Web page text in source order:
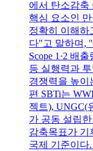
에서 탄소감축
핵심 요소인
정확히 이해하
다"고 말하며,
Scope 1·2 배
등 실행력과
경쟁력을 높이
편 SBTi는
젝트), UNGC(
가 공동 설립
감축목표가 기
국제 기준이다